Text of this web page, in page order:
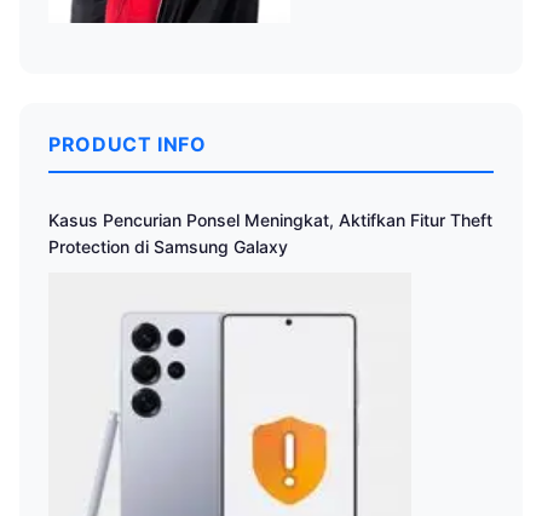
PRODUCT INFO
Kasus Pencurian Ponsel Meningkat, Aktifkan Fitur Theft
Protection di Samsung Galaxy